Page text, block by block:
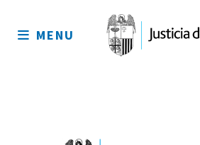
sitio
MENU